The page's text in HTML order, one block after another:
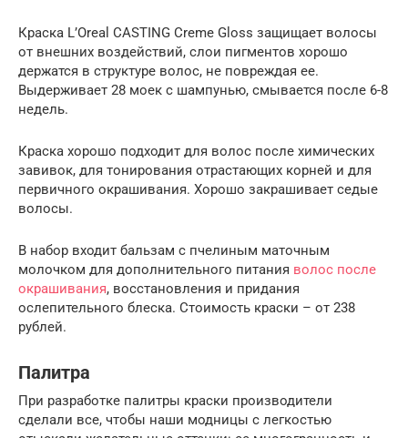
Краска L’Oreal CASTING Creme Gloss защищает волосы
от внешних воздействий, слои пигментов хорошо
держатся в структуре волос, не повреждая ее.
Выдерживает 28 моек с шампунью, смывается после 6-8
недель.
Краска хорошо подходит для волос после химических
завивок, для тонирования отрастающих корней и для
первичного окрашивания. Хорошо закрашивает седые
волосы.
В набор входит бальзам с пчелиным маточным
молочком для дополнительного питания волос после
окрашивания, восстановления и придания
ослепительного блеска. Стоимость краски – от 238
рублей.
Палитра
При разработке палитры краски производители
сделали все, чтобы наши модницы с легкостью